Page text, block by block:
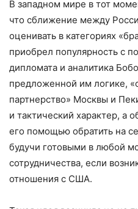
В западном мире в тот
что сближение между
оценивать в категориях
приобрел популярность с
дипломата и аналитика
предложенной им логике,
партнерство» Москвы и
и тактический характер, а
его помощью обратить на
будучи готовыми в любой
сотрудничества, если
отношения с США.